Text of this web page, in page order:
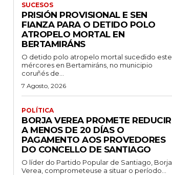
SUCESOS
PRISIÓN PROVISIONAL E SEN
FIANZA PARA O DETIDO POLO
ATROPELO MORTAL EN
BERTAMIRÁNS
O detido polo atropelo mortal sucedido este
mércores en Bertamiráns, no municipio
coruñés de...
7 Agosto, 2026
POLÍTICA
BORJA VEREA PROMETE REDUCIR
A MENOS DE 20 DÍAS O
PAGAMENTO AOS PROVEDORES
DO CONCELLO DE SANTIAGO
O líder do Partido Popular de Santiago, Borja
Verea, comprometeuse a situar o período...